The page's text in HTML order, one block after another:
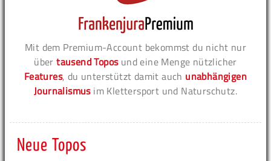
Mit dem Premium-Account bekommst du nicht nur
übertausend Toposund eine Menge nützlicher
Features, du unterstützt damit auch unabhängigen
Journalismusim Klettersport und Naturschutz.
Neue Topos